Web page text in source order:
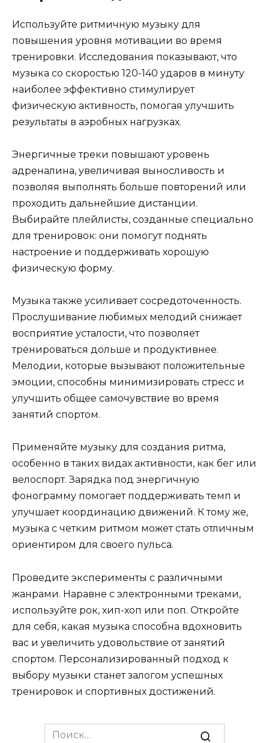
Используйте ритмичную музыку для
повышения уровня мотивации во время
тренировки. Исследования показывают, что
музыка со скоростью 120-140 ударов в минуту
наиболее эффективно стимулирует
физическую активность, помогая улучшить
результаты в аэробных нагрузках.
Энергичные треки повышают уровень
адреналина, увеличивая выносливость и
позволяя выполнять больше повторений или
проходить дальнейшие дистанции.
Выбирайте плейлисты, созданные специально
для тренировок: они помогут поднять
настроение и поддерживать хорошую
физическую форму.
Музыка также усиливает сосредоточенность.
Прослушивание любимых мелодий снижает
восприятие усталости, что позволяет
тренироваться дольше и продуктивнее.
Мелодии, которые вызывают положительные
эмоции, способны минимизировать стресс и
улучшить общее самочувствие во время
занятий спортом.
Применяйте музыку для создания ритма,
особенно в таких видах активности, как бег или
велоспорт. Зарядка под энергичную
фонограмму помогает поддерживать темп и
улучшает координацию движений. К тому же,
музыка с четким ритмом может стать отличным
ориентиром для своего пульса.
Проведите эксперименты с различными
жанрами. Наравне с электронными треками,
используйте рок, хип-хоп или поп. Откройте
для себя, какая музыка способна вдохновить
вас и увеличить удовольствие от занятий
спортом. Персонализированный подход к
выбору музыки станет залогом успешных
тренировок и спортивных достижений.
Search